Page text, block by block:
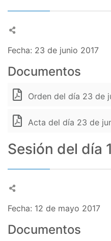
Fecha: 23 de junio 2017
Documentos
Orden del día 23 de
Acta del día 23 de
Sesión del día
Fecha: 12 de mayo 2017
Documentos